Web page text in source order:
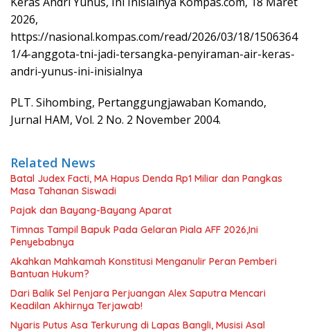
2026,
https://nasional.kompas.com/read/2026/03/18/1506364
1/4-anggota-tni-jadi-tersangka-penyiraman-air-keras-
andri-yunus-ini-inisialnya
PLT. Sihombing, Pertanggungjawaban Komando,
Jurnal HAM, Vol. 2 No. 2 November 2004.
Related News
Batal Judex Facti, MA Hapus Denda Rp1 Miliar dan Pangkas
Masa Tahanan Siswadi
Pajak dan Bayang-Bayang Aparat
Timnas Tampil Bapuk Pada Gelaran Piala AFF 2026,Ini
Penyebabnya
Akahkan Mahkamah Konstitusi Menganulir Peran Pemberi
Bantuan Hukum?
Dari Balik Sel Penjara Perjuangan Alex Saputra Mencari
Keadilan Akhirnya Terjawab!
Nyaris Putus Asa Terkurung di Lapas Bangli, Musisi Asal